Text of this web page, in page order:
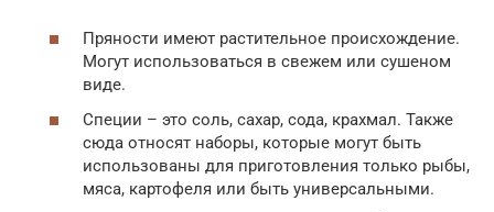
Пряности имеют растительное происхождение.
Могут использоваться в свежем или сушеном
виде.
Специи – это соль, сахар, сода, крахмал. Также
сюда относят наборы, которые могут быть
использованы для приготовления только рыбы,
мяса, картофеля или быть универсальными.